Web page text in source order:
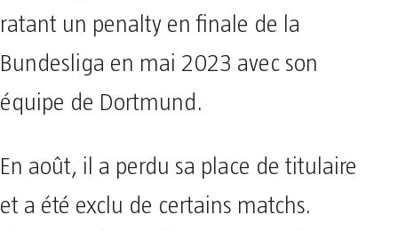
ratant un penalty en finale de la
Bundesliga en mai 2023 avec son
équipe de Dortmund.
En août, il a perdu sa place de titulaire
et a été exclu de certains matchs.